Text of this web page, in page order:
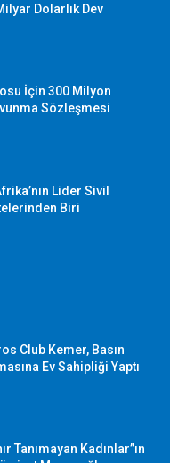
Dolarlık Dev
İçin 300 Milyon
Sözleşmesi
Lider Sivil
Biri
Club Kemer, Basın
Ev Sahipliği Yaptı
Tanımayan Kadınlar”ın